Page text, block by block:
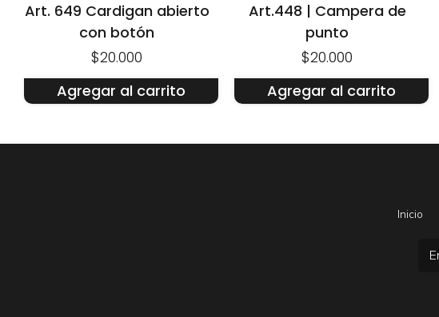
Art. 649 Cardigan abierto
con botón
$20.000
Agregar al carrito
Art.448 | Campera de
punto
$20.000
Agregar al carrito
Inicio